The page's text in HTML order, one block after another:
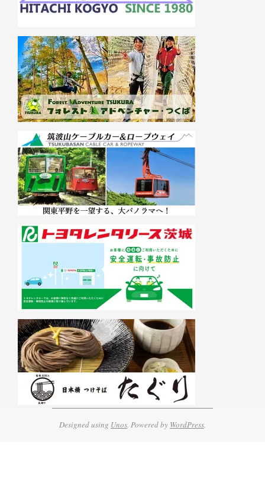
Designed using Unos. Powered by WordPress.